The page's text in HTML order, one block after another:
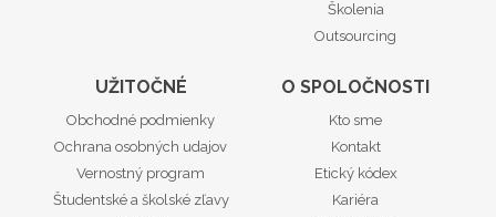
Školenia
Outsourcing
UŽITOČNÉ
Obchodné podmienky
Ochrana osobných udajov
Vernostný program
Študentské a školské zľavy
O SPOLOČNOSTI
Kto sme
Kontakt
Etický kódex
Kariéra